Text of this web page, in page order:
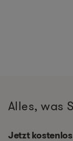
Alles, was
Jetzt